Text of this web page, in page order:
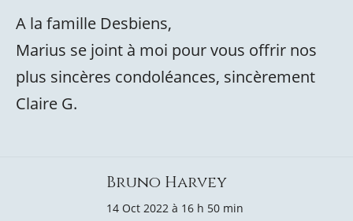
A la famille Desbiens,
Marius se joint à moi pour vous offrir nos
plus sincères condoléances, sincèrement
Claire G.
Bruno Harvey
14 Oct 2022 à 16 h 50 min